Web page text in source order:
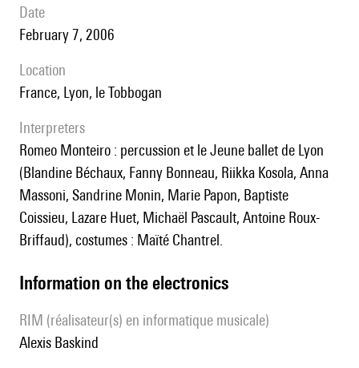
date
February 7, 2006
location
France, Lyon, le Tobbogan
interpreters
Romeo Monteiro : percussion et le Jeune ballet de Lyon
(Blandine Béchaux, Fanny Bonneau, Riikka Kosola, Anna
Massoni, Sandrine Monin, Marie Papon, Baptiste
Coissieu, Lazare Huet, Michaël Pascault, Antoine Roux-
Briffaud), costumes : Maïté Chantrel.
Information on the electronics
RIM (réalisateur(s) en informatique musicale)
Alexis Baskind